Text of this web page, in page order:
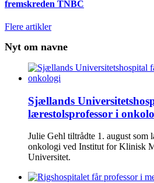
fremskreden TNBC
Flere artikler
Nyt om navne
Sjællands
lærestolsprofessor i
Julie Gehl tiltrådte 1. august som
onkologi ved Institut for Klinisk
Universitet.